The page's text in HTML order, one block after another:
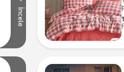
İncele